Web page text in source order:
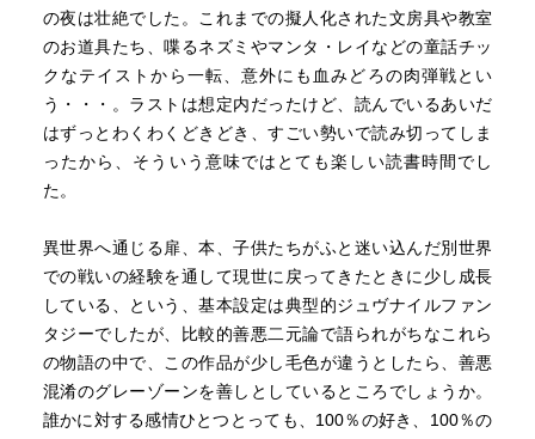
鉛筆やスプーンやお皿ややかんにコンパスやほうきなど
モノたちが歩き回り人間の言葉を話す世界に行ったり、
さくらんぼのクラフティをみんなで作って食べたり、
二人が冒険する夜の世界は、
当たり前のことが、
当たり前ではなくなる世界なのだ。
母が連れてきた知らない男の人への嫌悪感。
母親と離婚をし会えなくなった大好きだった父親への想
い。
自分でないものを、
自分と同じくらい大事にすることなどできない人間の業。
の夜は壮絶でした。これまでの擬人化された文房具や教室
のお道具たち、喋るネズミやマンタ・レイなどの童話チッ
クなテイストから一転、意外にも血みどろの肉弾戦とい
う・・・。ラストは想定内だったけど、読んでいるあいだ
はずっとわくわくどきどき、すごい勢いで読み切ってしま
ったから、そういう意味ではとても楽しい読書時間でし
た。
異世界へ通じる扉、本、子供たちがふと迷い込んだ別世界
での戦いの経験を通して現世に戻ってきたときに少し成長
している、という、基本設定は典型的ジュヴナイルファン
タジーでしたが、比較的善悪二元論で語られがちなこれら
の物語の中で、この作品が少し毛色が違うとしたら、善悪
混淆のグレーゾーンを善しとしているところでしょうか。
誰かに対する感情ひとつとっても、100％の好き、100％の